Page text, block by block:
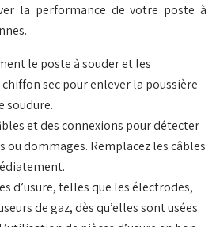
la performance de votre poste à
le poste à souder et les
chiffon sec pour enlever la poussière
soudure.
et des connexions pour détecter
ou dommages. Remplacez les câbles
d’usure, telles que les électrodes,
de gaz, dès qu’elles sont usées